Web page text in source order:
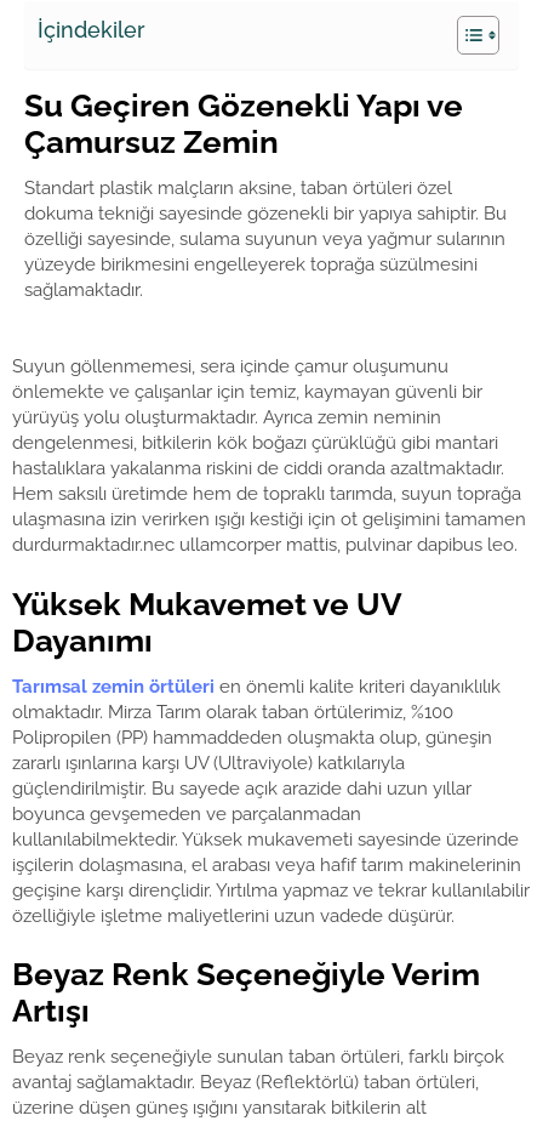
İçindekiler
Su Geçiren Gözenekli Yapı ve
Çamursuz Zemin
Standart plastik malçların aksine, taban örtüleri özel
dokuma tekniği sayesinde gözenekli bir yapıya sahiptir. Bu
özelliği sayesinde, sulama suyunun veya yağmur sularının
yüzeyde birikmesini engelleyerek toprağa süzülmesini
sağlamaktadır.
Suyun göllenmemesi, sera içinde çamur oluşumunu
önlemekte ve çalışanlar için temiz, kaymayan güvenli bir
yürüyüş yolu oluşturmaktadır. Ayrıca zemin neminin
dengelenmesi, bitkilerin kök boğazı çürüklüğü gibi mantari
hastalıklara yakalanma riskini de ciddi oranda azaltmaktadır.
Hem saksılı üretimde hem de topraklı tarımda, suyun toprağa
ulaşmasına izin verirken ışığı kestiği için ot gelişimini tamamen
durdurmaktadır.nec ullamcorper mattis, pulvinar dapibus leo.
Yüksek Mukavemet ve UV
Dayanımı
Tarımsal zemin örtüleri en önemli kalite kriteri dayanıklılık
olmaktadır. Mirza Tarım olarak taban örtülerimiz, %100
Polipropilen (PP) hammaddeden oluşmakta olup, güneşin
zararlı ışınlarına karşı UV (Ultraviyole) katkılarıyla
güçlendirilmiştir. Bu sayede açık arazide dahi uzun yıllar
boyunca gevşemeden ve parçalanmadan
kullanılabilmektedir. Yüksek mukavemeti sayesinde üzerinde
işçilerin dolaşmasına, el arabası veya hafif tarım makinelerinin
geçişine karşı dirençlidir. Yırtılma yapmaz ve tekrar kullanılabilir
özelliğiyle işletme maliyetlerini uzun vadede düşürür.
Beyaz Renk Seçeneğiyle Verim
Artışı
Beyaz renk seçeneğiyle sunulan taban örtüleri, farklı birçok
avantaj sağlamaktadır. Beyaz (Reflektörlü) taban örtüleri,
üzerine düşen güneş ışığını yansıtarak bitkilerin alt